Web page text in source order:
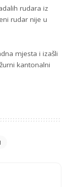
rudara iz
rudar nije u
mjesta i izašli
kantonalni